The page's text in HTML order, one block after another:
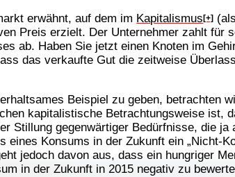
erwähnt, auf dem im Kapitalismus[+]
Preis erzielt. Der Unternehmer zahlt für
ab. Haben Sie jetzt einen Knoten im
das verkaufte Gut die zeitweise
Beispiel zu geben, betrachten
kapitalistische Betrachtungsweise ist,
Stillung gegenwärtiger Bedürfnisse, die
eines Konsums in der Zukunft ein „Nicht-
jedoch davon aus, dass ein hungriger
in der Zukunft in 2015 negativ zu